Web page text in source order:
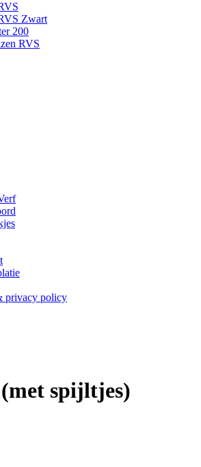
Zwart
200
RVS
privacy policy
spijltjes)